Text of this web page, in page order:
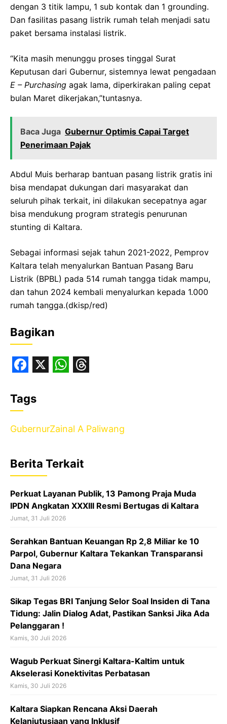
dengan 3 titik lampu, 1 sub kontak dan 1 grounding.
Dan fasilitas pasang listrik rumah telah menjadi satu
paket bersama instalasi listrik.
“Kita masih menunggu proses tinggal Surat
Keputusan dari Gubernur, sistemnya lewat pengadaan
E – Purchasing agak lama, diperkirakan paling cepat
bulan Maret dikerjakan,”tuntasnya.
Baca Juga Gubernur Optimis Capai Target
Penerimaan Pajak
Abdul Muis berharap bantuan pasang listrik gratis ini
bisa mendapat dukungan dari masyarakat dan
seluruh pihak terkait, ini dilakukan secepatnya agar
bisa mendukung program strategis penurunan
stunting di Kaltara.
Sebagai informasi sejak tahun 2021-2022, Pemprov
Kaltara telah menyalurkan Bantuan Pasang Baru
Listrik (BPBL) pada 514 rumah tangga tidak mampu,
dan tahun 2024 kembali menyalurkan kepada 1.000
rumah tangga.(dkisp/red)
Bagikan
a
c
e
o
o
k
t
A
p
e
d
Tags
GubernurZainal A Paliwang
Berita Terkait
Perkuat Layanan Publik, 13 Pamong Praja Muda
IPDN Angkatan XXXIII Resmi Bertugas di Kaltara
Jumat, 31 Juli 2026
Serahkan Bantuan Keuangan Rp 2,8 Miliar ke 10
Parpol, Gubernur Kaltara Tekankan Transparansi
Dana Negara
Jumat, 31 Juli 2026
Sikap Tegas BRI Tanjung Selor Soal Insiden di Tana
Tidung: Jalin Dialog Adat, Pastikan Sanksi Jika Ada
Pelanggaran !
Kamis, 30 Juli 2026
Wagub Perkuat Sinergi Kaltara-Kaltim untuk
Akselerasi Konektivitas Perbatasan
Kamis, 30 Juli 2026
Kaltara Siapkan Rencana Aksi Daerah
Kelanjutusiaan yang Inklusif